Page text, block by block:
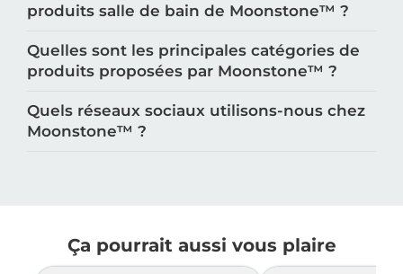
produits salle de bain de Moonstone™️ ?
Quelles sont les principales catégories de
produits proposées par Moonstone™️ ?
Quels réseaux sociaux utilisons-nous chez
Moonstone™️ ?
Ça pourrait aussi vous plaire